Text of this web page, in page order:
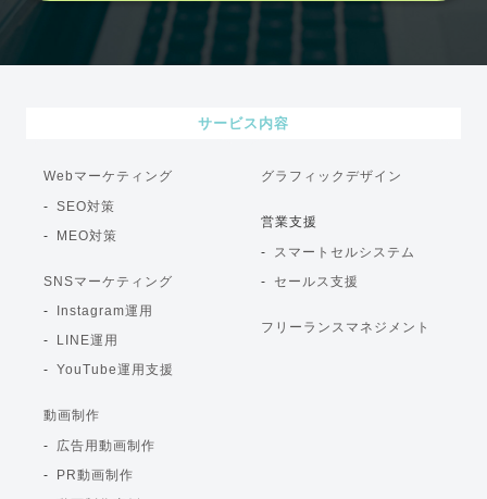
サービス内容
Webマーケティング
SEO対策
MEO対策
SNSマーケティング
Instagram運用
LINE運用
YouTube運用支援
動画制作
広告用動画制作
PR動画制作
グラフィックデザイン
営業支援
スマートセルシステム
セールス支援
フリーランスマネジメント